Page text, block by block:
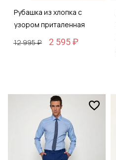
Рубашка из хлопка с
узором приталенная
12 995 ₽
2 595 ₽